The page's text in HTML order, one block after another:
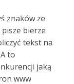
znaków ze
bierze
tekst na
to
jaką
www